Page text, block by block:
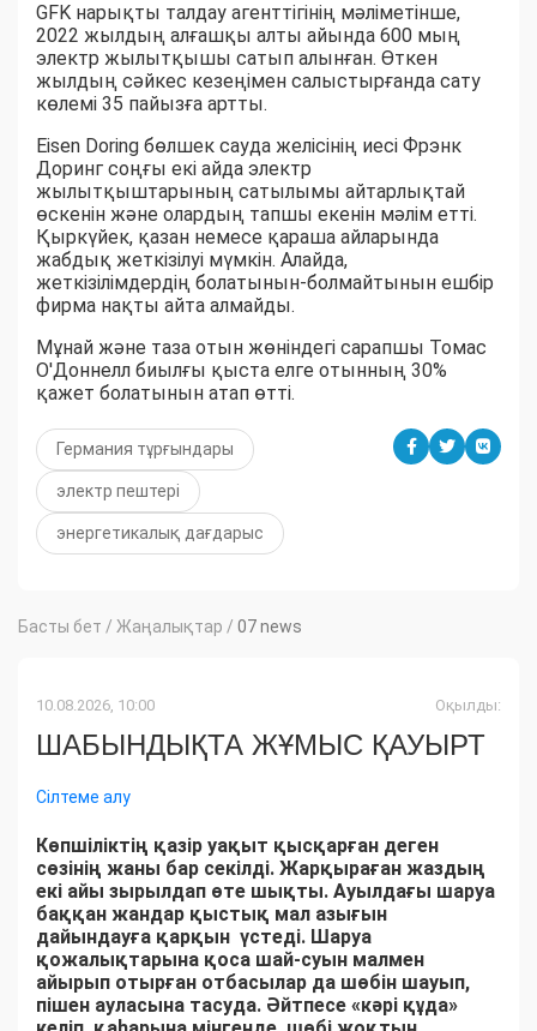
GFK нарықты талдау агенттігінің мәліметінше,
2022 жылдың алғашқы алты айында 600 мың
электр жылытқышы сатып алынған. Өткен
жылдың сәйкес кезеңімен салыстырғанда сату
көлемі 35 пайызға артты.
Eisen Doring бөлшек сауда желісінің иесі Фрэнк
Доринг соңғы екі айда электр
жылытқыштарының сатылымы айтарлықтай
өскенін және олардың тапшы екенін мәлім етті.
Қыркүйек, қазан немесе қараша айларында
жабдық жеткізілуі мүмкін. Алайда,
жеткізілімдердің болатынын-болмайтынын ешбір
фирма нақты айта алмайды.
Мұнай және таза отын жөніндегі сарапшы Томас
О'Доннелл биылғы қыста елге отынның 30%
қажет болатынын атап өтті.
Германия тұрғындары
электр пештері
энергетикалық дағдарыс
Басты бет / Жаңалықтар / 07 news
10.08.2026, 10:00 Оқылды:
ШАБЫНДЫҚТА ЖҰМЫС ҚАУЫРТ
Сілтеме алу
Көпшіліктің қазір уақыт қысқарған деген
сөзінің жаны бар секілді. Жарқыраған жаздың
екі айы зырылдап өте шықты. Ауылдағы шаруа
баққан жандар қыстық мал азығын
дайындауға қарқын үстеді. Шаруа
қожалықтарына қоса шай-суын малмен
айырып отырған отбасылар да шөбін шауып,
пішен ауласына тасуда. Әйтпесе «кәрі құда»